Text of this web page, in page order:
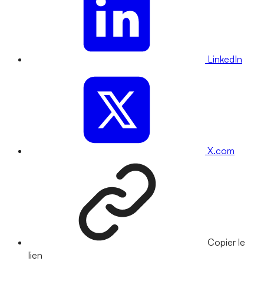
LinkedIn
X.com
Copier le
lien